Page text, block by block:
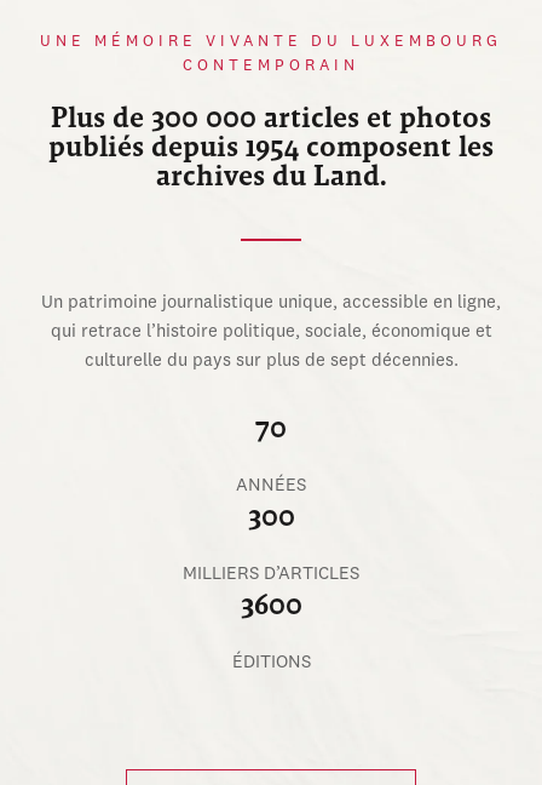
UNE MÉMOIRE VIVANTE DU LUXEMBOURG
CONTEMPORAIN
Plus de 300 000 articles et photos
publiés depuis 1954 composent les
archives du Land.
Un patrimoine journalistique unique, accessible en ligne,
qui retrace l’histoire politique, sociale, économique et
culturelle du pays sur plus de sept décennies.
70
ANNÉES
300
MILLIERS D’ARTICLES
3600
ÉDITIONS